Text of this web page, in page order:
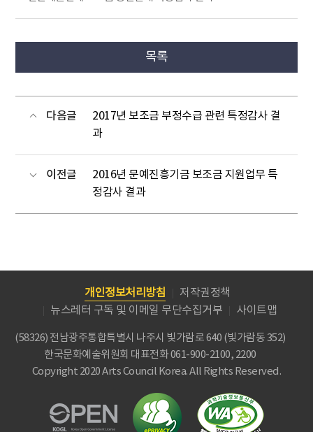
목록
다음글
2017년 보조금 부정수급 관련 특정감사 결
과
이전글
2016년 문예진흥기금 보조금 지원업무 특
정감사 결과
개인정보처리방침
저작권정책
뉴스레터 구독 및 이메일 무단수집거부
사이트맵
(58326) 전남광주통합특별시 나주시 빛가람로 640 (빛가람동 352)
한국문화예술위원회 대표전화 061-900-2100, 2200
Copyright 2020 Arts Council Korea. All Rights Reserved.